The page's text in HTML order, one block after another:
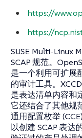
https://
https://
SUSE Multi-Linux
SCAP 规范。
是一个利用可扩展
的审计工具。
是表达清单内容和
它还结合了其他规
通用配置枚举
以创建 SCAP 表达